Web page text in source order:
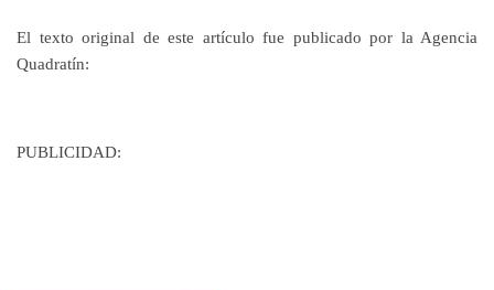
El texto original de este artículo fue publicado por la Agencia
Quadratín:
PUBLICIDAD: